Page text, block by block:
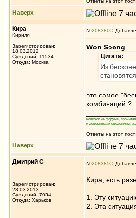
Ответы на этот пост:
Наверх
Кира
Кирилл
Зарегистрирован:
18.03.2012
Суждений: 11534
Откуда: Москва
№208380
Won Soeng
Цитата:
Из
это самое
комбинаций ?
новичок на форуме,
и доверяющий сведениям,
Ответы на этот пост:
Наверх
Дмитрий С
Зарегистрирован:
28.03.2013
Суждений: 7054
Откуда: Харьков
№208385
Кира, есть
1. Эту
2. Эта